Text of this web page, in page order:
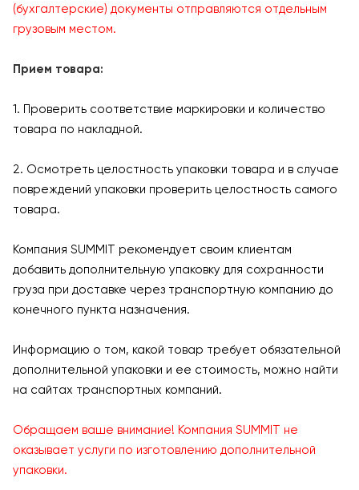
(бухгалтерские) документы отправляются отдельным
грузовым местом.
Прием товара:
1. Проверить соответствие маркировки и количество
товара по накладной.
2. Осмотреть целостность упаковки товара и в случае
повреждений упаковки проверить целостность самого
товара.
Компания SUMMIT рекомендует своим клиентам
добавить дополнительную упаковку для сохранности
груза при доставке через транспортную компанию до
конечного пункта назначения.
Информацию о том, какой товар требует обязательной
дополнительной упаковки и ее стоимость, можно найти
на сайтах транспортных компаний.
Обращаем ваше внимание! Компания SUMMIT не
оказывает услуги по изготовлению дополнительной
упаковки.